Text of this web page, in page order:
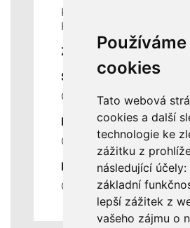
cookies
Tato webová
cookies a další
technologie ke
zážitku z
následující účely:
základní
lepší zážitek z
vašeho zájmu o
Kontakty
Historie a současnost
ZÁKLADNÍ ÚDAJE
SLUŽBY
Ceník servisních prací
DŮLEŽITÉ INFORMACE
Ochrana osobních údajů
RYCHLÉ ODKAZY
Odstoupení od smlouvy